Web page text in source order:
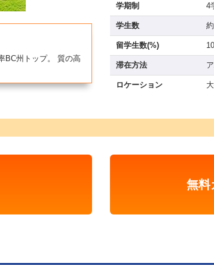
BC州トップ。 質の高
学期制 4
学生数
留学生数(%)
滞在方法
ロケーション
無料